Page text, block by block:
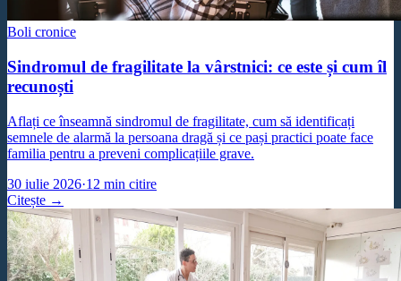
Boli cronice
Sindromul de fragilitate la vârstnici: ce este și cum îl
recunoști
Aflați ce înseamnă sindromul de fragilitate, cum să identificați
semnele de alarmă la persoana dragă și ce pași practici poate face
familia pentru a preveni complicațiile grave.
30 iulie 2026·12 min citire
Citește →